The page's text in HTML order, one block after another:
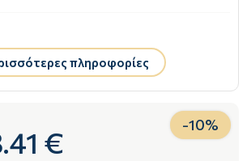
πληροφορίες
€ -10%